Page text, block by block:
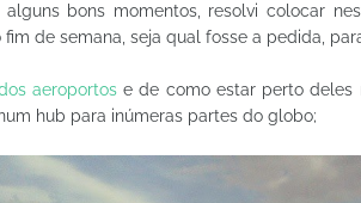
alguns bons momentos, resolvi colocar
de semana, seja qual fosse a pedida,
aeroportos e de como estar perto deles
hub para inúmeras partes do globo;